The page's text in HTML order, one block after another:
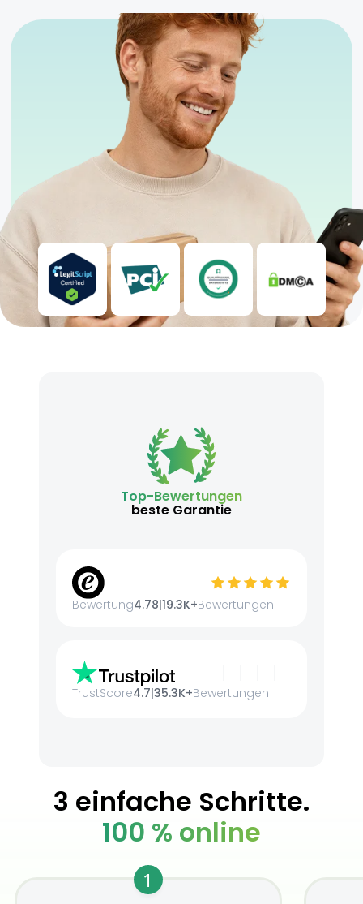
Top-Bewertungen
beste Garantie
Bewertung4.78|19.3K+Bewertungen
TrustScore4.7|35.3K+Bewertungen
3 einfache Schritte.
100 % online
1